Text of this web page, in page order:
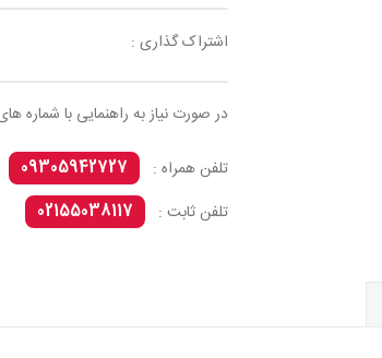
اشتراک گذاری :
در صورت نیاز به راهنمایی با شماره
تلفن همراه :
09305942727
تلفن ثابت :
02155038117